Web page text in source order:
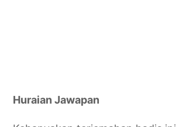
Huraian Jawapan